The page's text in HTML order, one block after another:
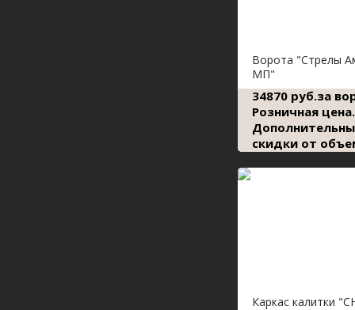
Ворота "Стрелы
МП"
34870 руб.за
Розничная цена.
скидки от
Каркас калитки